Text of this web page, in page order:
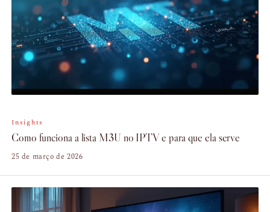
Insights
Como funciona a lista M3U no IPTV e para que ela serve
25 de março de 2026